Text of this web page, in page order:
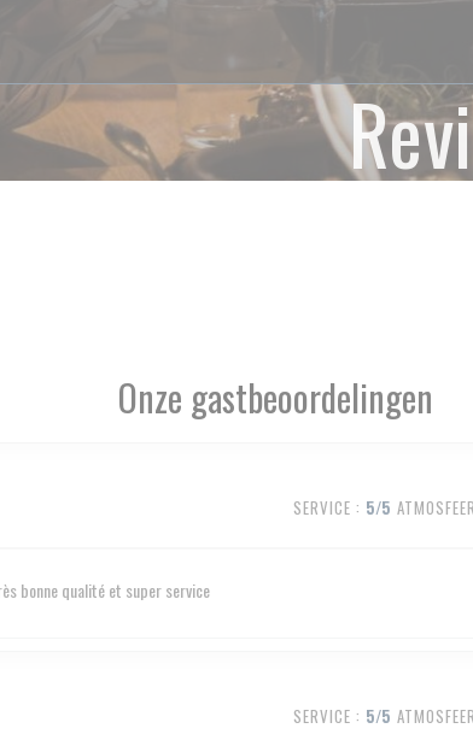
Onze gastbeoordelingen
SERVICE : 5/5 ATMOSFEER
bonne qualité et super service
SERVICE : 5/5 ATMOSFEER